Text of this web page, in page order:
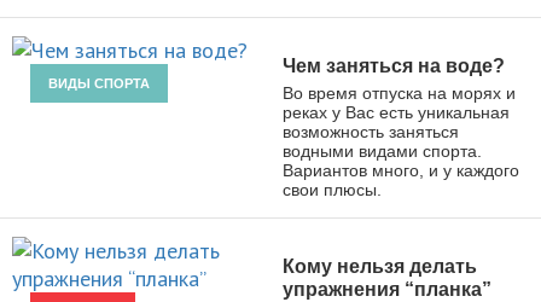
ВИДЫ СПОРТА
Чем заняться на воде?
Во время отпуска на морях и
реках у Вас есть уникальная
возможность заняться
водными видами спорта.
Вариантов много, и у каждого
свои плюсы.
Кому нельзя делать
упражнения “планка”